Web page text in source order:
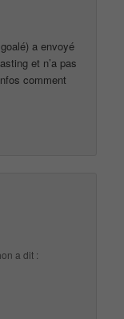
a envoyé
et n’a pas
comment
a dit :